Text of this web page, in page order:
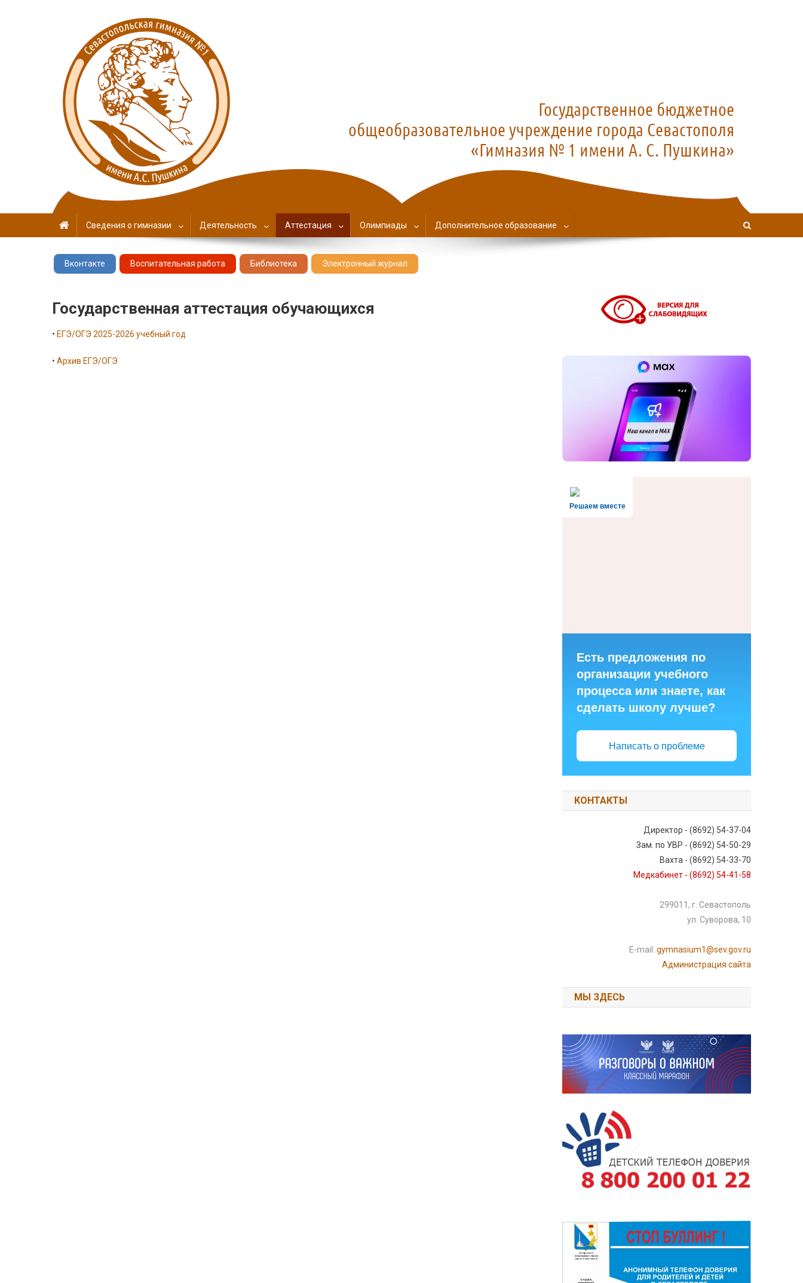
Севастопольская гимназия №1
имени А. С. Пушкина
Сведения о гимназии Деятельность Аттестация Олимпиады Дополнительное образование
Вконтакте Воспитательная работа Библиотека Электронный журнал
Государственная аттестация обучающихся
• ЕГЭ/ОГЭ 2025-2026 учебный год
• Архив ЕГЭ/ОГЭ
Решаем вместе
Есть предложения по
организации учебного
процесса или знаете, как
сделать школу лучше?
Написать о проблеме
КОНТАКТЫ
Директор - (8692) 54-37-04
Зам. по УВР - (8692) 54-50-29
Вахта - (8692) 54-33-70
Медкабинет - (8692) 54-41-58
299011, г. Севастополь
ул. Суворова, 10
E-mail: gymnasium1@sev.gov.ru
Администрация сайта
МЫ ЗДЕСЬ